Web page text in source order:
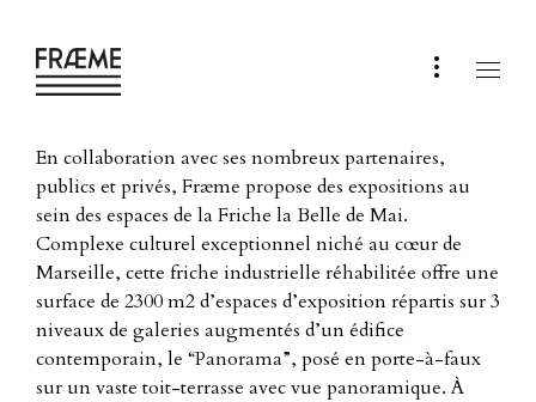
En collaboration avec ses nombreux partenaires,
publics et privés, Fræme propose des expositions au
sein des espaces de la Friche la Belle de Mai.
Complexe culturel exceptionnel niché au cœur de
Marseille, cette friche industrielle réhabilitée offre une
surface de 2300 m2 d’espaces d’exposition répartis sur 3
niveaux de galeries augmentés d’un édifice
contemporain, le “Panorama”, posé en porte-à-faux
sur un vaste toit-terrasse avec vue panoramique. À